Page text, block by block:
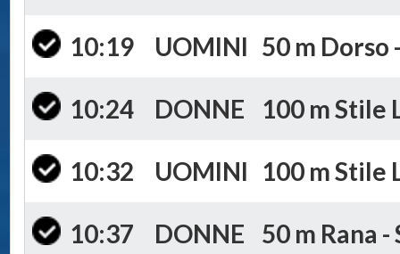
10:19 UOMINI 50 m Dorso
10:24 DONNE 100 m Stile
10:32 UOMINI 100 m Stile
10:37 DONNE 50 m Rana -